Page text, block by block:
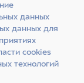
данных
данных для
cookies
технологий